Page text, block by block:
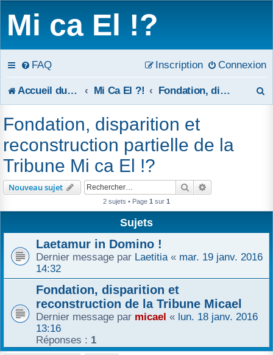
Mi ca El !?
FAQ Connexion
Inscription
Accueil du forum Mi Ca El ?! Fondation, disparition et reconstruction partielle de la Tribune Mi ca El !?
Fondation, disparition et
reconstruction partielle de la
Tribune Mi ca El !?
Nouveau sujet Rechercher
2 sujets • Page 1 sur 1
Sujets
Laetamur in Domino !
Dernier message par Laetitia « mar. 19 janv. 2016
14:32
Fondation, disparition et
reconstruction de la Tribune Micael
Dernier message par micael « lun. 18 janv. 2016
13:16
Réponses : 1